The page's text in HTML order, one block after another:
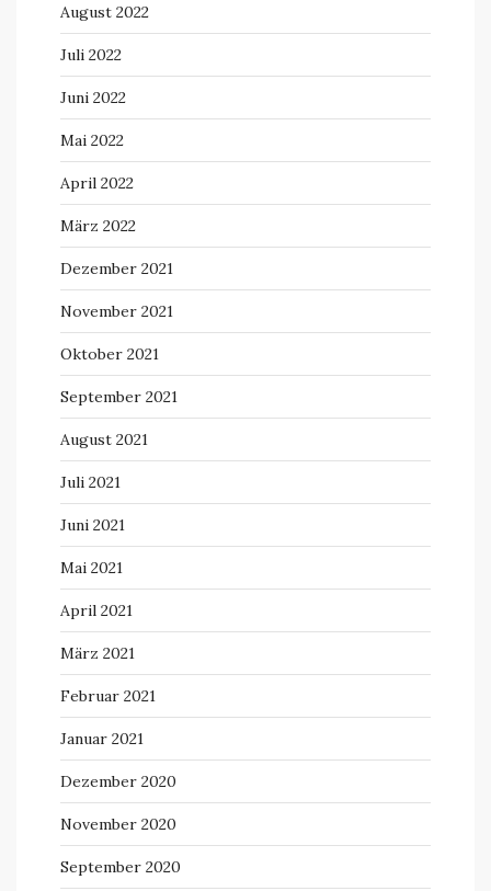
August 2022
Juli 2022
Juni 2022
Mai 2022
April 2022
März 2022
Dezember 2021
November 2021
Oktober 2021
September 2021
August 2021
Juli 2021
Juni 2021
Mai 2021
April 2021
März 2021
Februar 2021
Januar 2021
Dezember 2020
November 2020
September 2020